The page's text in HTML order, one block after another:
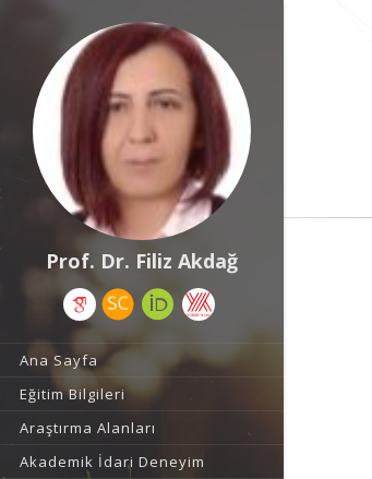
Prof. Dr. Filiz Akdağ
Ana Sayfa
Eğitim Bilgileri
Araştırma Alanları
Akademik İdari Deneyim